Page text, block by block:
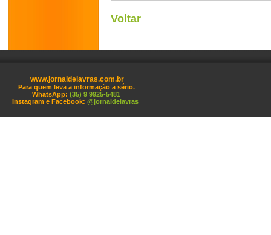
Voltar
www.jornaldelavras.com.br
Para quem leva a informação a sério.
WhatsApp: (35) 9 9925-5481
Instagram e Facebook: @jornaldelavras